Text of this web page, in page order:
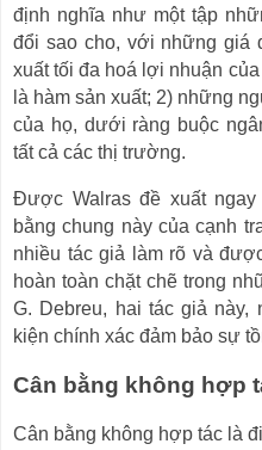
định nghĩa như một tập
đổi sao cho, với những giá
xuất tối đa hoá lợi nhuận
là hàm sản xuất; 2) những
của họ, dưới ràng buộc
tất cả các thị trường.
Được Walras đề xuất
bằng chung này của cạnh
nhiều tác giả làm rõ và
hoàn toàn chặt chẽ trong
G. Debreu, hai tác giả này,
kiện chính xác đảm bảo sự
Cân bằng không hợp
Cân bằng không hợp tác là